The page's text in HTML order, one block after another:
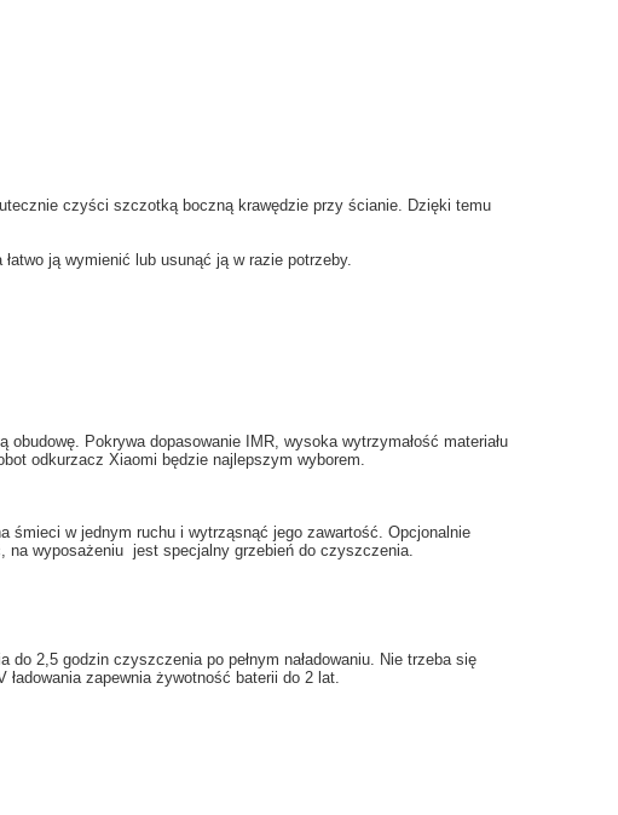
czyści szczotką boczną krawędzie przy ścianie. Dzięki temu
ją wymienić lub usunąć ją w razie potrzeby.
obudowę. Pokrywa dopasowanie IMR, wysoka wytrzymałość materiału
odkurzacz Xiaomi będzie najlepszym wyborem.
śmieci w jednym ruchu i wytrząsnąć jego zawartość. Opcjonalnie
, na wyposażeniu jest specjalny grzebień do czyszczenia.
do 2,5 godzin czyszczenia po pełnym naładowaniu. Nie trzeba się
ładowania zapewnia żywotność baterii do 2 lat.